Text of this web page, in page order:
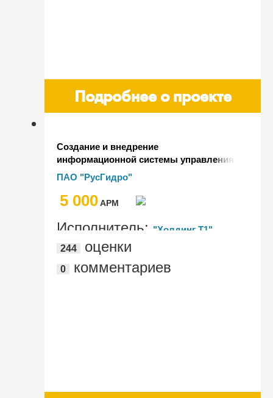
Подробнее о проекте
Создание и внедрение
информационной системы управления
персоналом "ЛУЧ" в ПАО "РусГидро"
на отечественной платформе
ПАО "РусГидро"
5 000AРМ
Исполнитель: "Холдинг Т1",
"CorpSoft24™ - корпоративные ИТ
сервисы", ООО "РусГидро ИТ сервис"
244 оценки
0 комментариев